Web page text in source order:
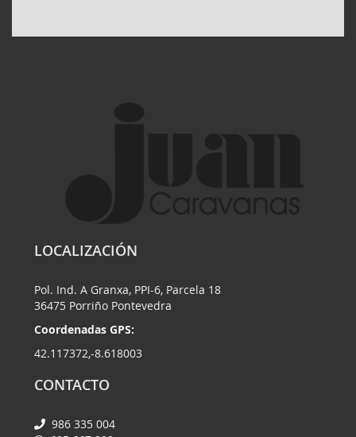
LOCALIZACIÓN
Pol. Ind. A Granxa, PPI-6, Parcela 18
36475 Porriño Pontevedra
Coordenadas GPS:
42.117372,-8.618003
CONTACTO
986 335 004